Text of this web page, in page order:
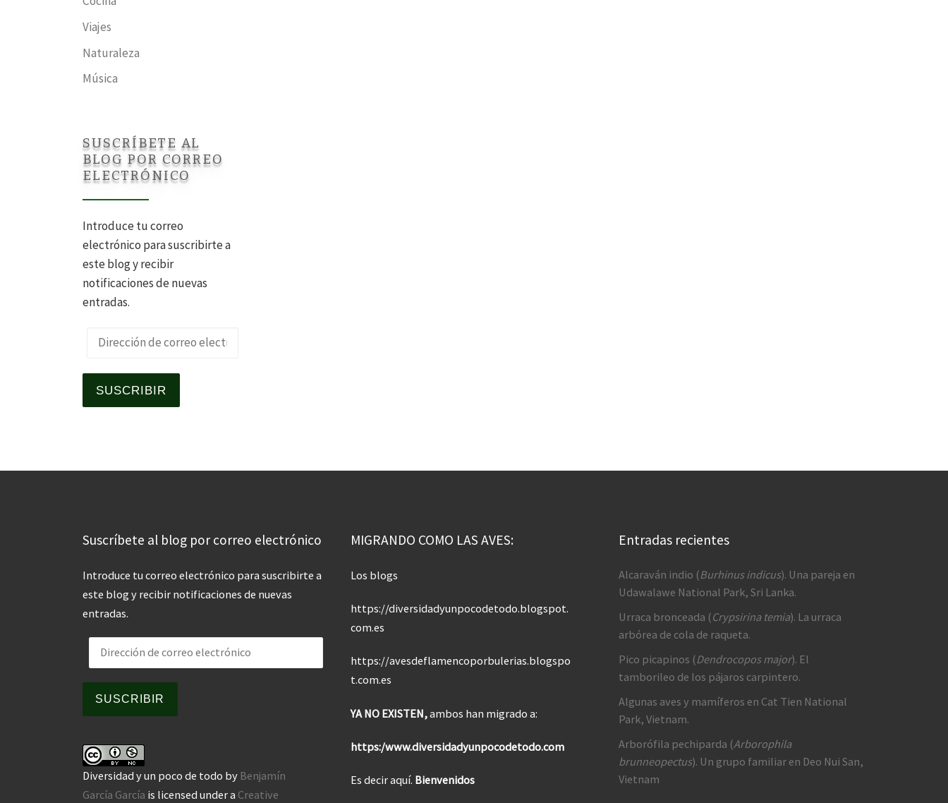
Viajes
Naturaleza
Música
SUSCRÍBETE AL
BLOG POR CORREO
ELECTRÓNICO
Introduce tu correo
electrónico para suscribirte a
este blog y recibir
notificaciones de nuevas
entradas.
Dirección de correo electrónico
SUSCRIBIR
Suscríbete al blog por correo electrónico
Introduce tu correo electrónico para suscribirte a
este blog y recibir notificaciones de nuevas
entradas.
Dirección de correo electrónico
SUSCRIBIR
Diversidad y un poco de todo by Benjamín
García García is licensed under a Creative
MIGRANDO COMO LAS AVES:
Los blogs
https://diversidadyunpocodetodo.blogspot.
com.es
https://avesdeflamencoporbulerias.blogspo
t.com.es
YA NO EXISTEN,ambos han migrado a:
https:/www.diversidadyunpocodetodo.com
Es decir aquí. Bienvenidos
Entradas recientes
Alcaraván indio (Burhinus indicus). Una pareja en
Udawalawe National Park, Sri Lanka.
Urraca bronceada (Crypsirina temia). La urraca
arbórea de cola de raqueta.
Pico picapinos (Dendrocopos major). El
tamborileo de los pájaros carpintero.
Algunas aves y mamíferos en Cat Tien National
Park, Vietnam.
Arborófila pechiparda (Arborophila
brunneopectus). Un grupo familiar en Deo Nui San,
Vietnam